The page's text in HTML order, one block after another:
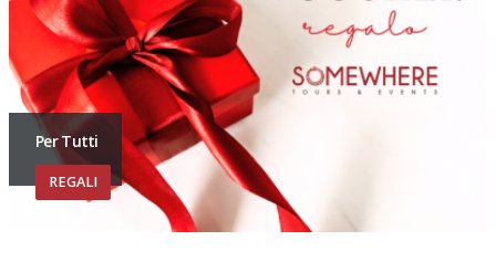
Per Tutti
REGALI